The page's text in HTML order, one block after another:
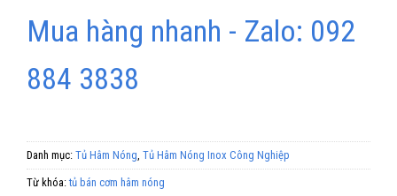
Mua hàng nhanh - Zalo: 092
884 3838
Danh mục: Tủ Hâm Nóng Tủ Hâm Nóng Inox Công Nghiệp
Từ khóa:tủ bán cơm hâm nóng